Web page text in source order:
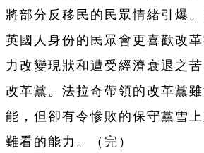
將部分反移民的民眾情緒引爆
英國人身份的民眾會更喜歡改
力改變現狀和遭受經濟衰退之
改革黨。法拉奇帶領的改革黨
能，但卻有令慘敗的保守黨雪
難看的能力。（完）